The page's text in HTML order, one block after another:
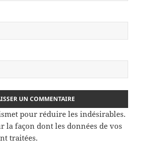
pour réduire les indésirables.
la façon dont les données de vos
traitées.